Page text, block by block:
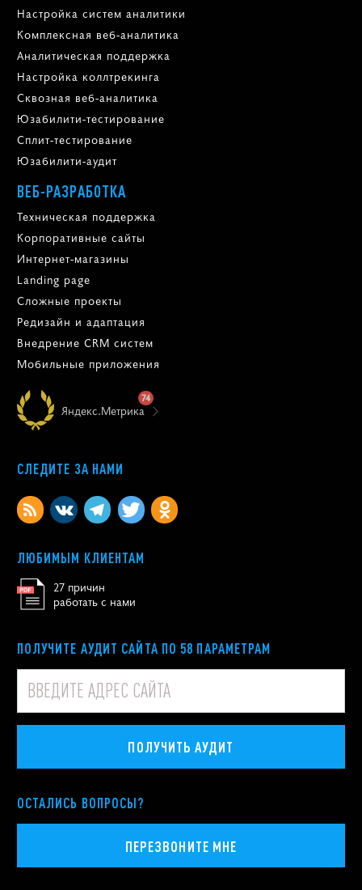
Настройка систем аналитики
Комплексная веб-аналитика
Аналитическая поддержка
Настройка коллтрекинга
Сквозная веб-аналитика
Юзабилити-тестирование
Сплит-тестирование
Юзабилити-аудит
ВЕБ-РАЗРАБОТКА
Техническая поддержка
Корпоративные сайты
Интернет-магазины
Landing page
Сложные проекты
Редизайн и адаптация
Внедрение CRM систем
Мобильные приложения
Яндекс.Метрика
74
СЛЕДИТЕ ЗА НАМИ
ЛЮБИМЫМ КЛИЕНТАМ
27 причин
работать с нами
ПОЛУЧИТЕ АУДИТ САЙТА ПО 58 ПАРАМЕТРАМ
ПОЛУЧИТЬ АУДИТ
ОСТАЛИСЬ ВОПРОСЫ?
ПЕРЕЗВОНИТЕ МНЕ